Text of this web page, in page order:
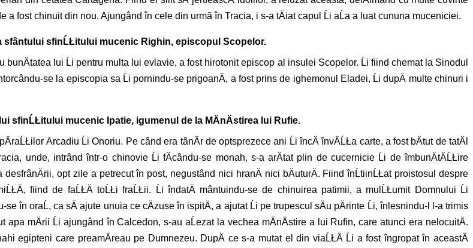
fost chinuit din nou. Ajungând în cele din urmã în Tracia, i s-a tÄiat capul Ĺi aĹa a luat cununa muceniciei.
sfântului sfinĹŁitului mucenic Righin, episcopul Scopelor.
bunÄtatea lui Ĺi pentru multa lui evlavie, a fost hirotonit episcop al insulei Scopelor. Ĺi fiind chemat la Sinodul
se la episcopia sa Ĺi pornindu-se prigoanÄ, a fost prins de ighemonul Eladei, Ĺi dupÄ multe chinuri i
sfinĹŁitului mucenic Ipatie, igumenul de la MÄnÄstirea lui Rufie.
Arcadiu Ĺi Onoriu. Pe când era tânÄr de optsprezece ani Ĺi încÄ învÄĹŁa carte, a fost bÄtut de tatÄl
unde, intrând într-o chinovie Ĺi fÄcându-se monah, s-a arÄtat plin de cucernicie Ĺi de îmbunÄtÄĹŁire
opt zile a petrecut în post, negustând nici hranÄ nici bÄuturÄ. Fiind înĹtiinĹŁat proistosul despre
fiind de faĹŁÄ toĹŁi fraĹŁii. Ĺi îndatÄ mântuindu-se de chinuirea patimii, a mulĹŁumit Domnului Ĺi
în oraĹ, ca sÄ ajute unuia ce cÄzuse în ispitÄ, a ajutat Ĺi pe trupescul sÄu pÄrinte Ĺi, înlesnindu-l l-a trimis
mÄrii Ĺi ajungând în Calcedon, s-au aĹezat la vechea mÄnÄstire a lui Rufin, care atunci era nelocuitÄ.
egipteni care preamÄreau pe Dumnezeu. DupÄ ce s-a mutat el din viaĹŁÄ Ĺi a fost îngropat în aceastÄ